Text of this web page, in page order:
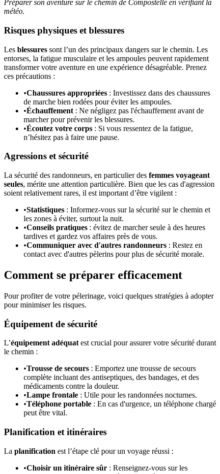
Préparer son aventure sur le chemin de Compostelle en vérifiant la
météo.
Risques physiques et blessures
Les blessures sont l’un des principaux dangers sur le chemin. Les
entorses, la fatigue musculaire et les ampoules peuvent rapidement
transformer votre aventure en une expérience désagréable. Prenez
ces précautions :
•Chaussures appropriées : Investissez dans des chaussures
de marche bien rodées pour éviter les ampoules.
•Échauffement : Ne négligez pas l'échauffement avant de
marcher pour prévenir les blessures.
•Écoutez votre corps : Si vous ressentez de la fatigue,
n’hésitez pas à faire une pause.
Agressions et sécurité
La sécurité des randonneurs, en particulier des femmes voyageant
seules, mérite une attention particulière. Bien que les cas d'agression
soient relativement rares, il est important d’être vigilent :
•Statistiques : Informez-vous sur la sécurité sur le chemin et
les zones à éviter, surtout la nuit.
•Conseils pratiques : évitez de marcher seule à des heures
tardives et gardez vos affaires près de vous.
•Communiquer avec d'autres randonneurs : Restez en
contact avec d'autres pèlerins pour plus de sécurité morale.
Comment se préparer efficacement
Pour profiter de votre pélerinage, voici quelques stratégies à adopter
pour minimiser les risques.
Équipement de sécurité
L’équipement adéquat est crucial pour assurer votre sécurité durant
le chemin :
•Trousse de secours : Emportez une trousse de secours
complète incluant des antiseptiques, des bandages, et des
médicaments contre la douleur.
•Lampe frontale : Utile pour les randonnées nocturnes.
•Téléphone portable : En cas d'urgence, un téléphone chargé
peut être vital.
Planification et itinéraires
La planification est l’étape clé pour un voyage réussi :
•Choisir un itinéraire sûr : Renseignez-vous sur les